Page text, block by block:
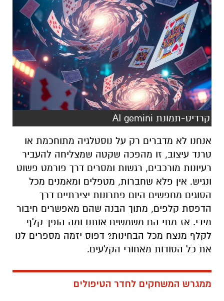
קרדיט-תמונת AI gemini
אנחנו לא מדברים רק על נוסטלגיה מתוחכמת או
טרנד עיצוב, זו מהפכה שקטה שמצליחה להעביר
רעיונות מורכבים, רגשות ומסרים דרך פורמט פשוט
ונגיש. אין פלא שחברות, מטפלים ומאמנים מכל
הסוגים מחפשים היום פתרונות יצירתיים דרך
הדפסת קלפים, מתוך הבנה שהם מאפשרים חיבור
מידי. אז מתי הם משמשים אותנו ומה הופך קלף
לקלף מנצח מכל הבחינות? דפוס יזמה מספרים לנו
את כל הסודות מאחורי הקלעים.
ממגרש המשחקים לחדר הטיפולים